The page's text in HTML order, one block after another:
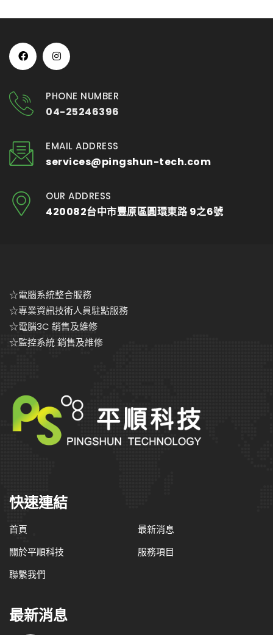
PHONE NUMBER
04-25246396
EMAIL ADDRESS
services@pingshun-tech.com
OUR ADDRESS
420082台中市豐原區圓環東路 9之6號
☆電腦系統整合服務
☆專業資訊技術人員駐點服務
☆電腦3C 銷售及維修
☆監控系統 銷售及維修
快速連結
首頁
最新消息
關於平順科技
服務項目
聯繫我們
最新消息